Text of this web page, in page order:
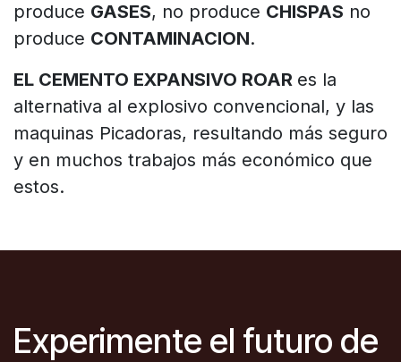
produce GASES, no produce CHISPAS no
produce CONTAMINACION.
EL CEMENTO EXPANSIVO ROAR es la
alternativa al explosivo convencional, y las
maquinas Picadoras, resultando más seguro
y en muchos trabajos más económico que
estos.
Experimente el futuro de